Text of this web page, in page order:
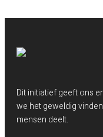
Dit initiatief geeft ons
we het geweldig
mensen deelt.